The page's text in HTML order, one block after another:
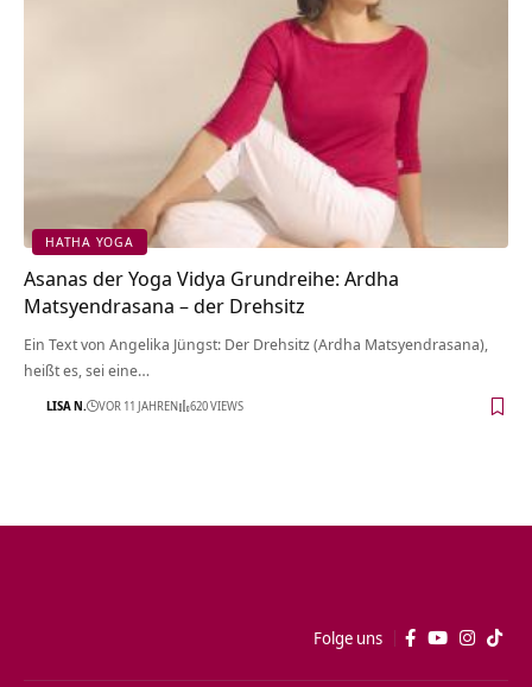
HATHA YOGA
Asanas der Yoga Vidya Grundreihe: Ardha
Matsyendrasana – der Drehsitz
Ein Text von Angelika Jüngst: Der Drehsitz (Ardha Matsyendrasana),
heißt es, sei eine…
LISA N. VOR 11 JAHREN 620 VIEWS
Folge uns